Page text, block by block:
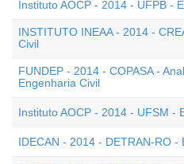
Instituto AOCP - 2014 - UFPB -
INSTITUTO INEAA - 2014 -
Civil
FUNDEP - 2014 - COPASA -
Engenharia Civil
Instituto AOCP - 2014 - UFSM -
IDECAN - 2014 - DETRAN-RO -